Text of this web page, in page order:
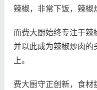
辣椒，非常下饭，辣椒
而费大厨始终专注于辣
并以此成为辣椒炒肉的
上。
费大厨守正创新，食材